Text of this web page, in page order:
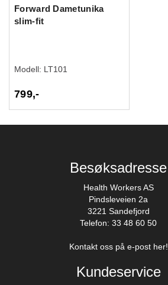
Forward Dametunika
slim-fit
Modell: LT101
799,-
Besøksadresse
Health Workers AS
Pindsleveien 2a
3221 Sandefjord
Telefon: 33 48 60 50
Kontakt oss på e-post her!
Kundeservice